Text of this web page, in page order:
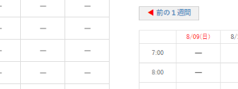
購入手続きへ進む